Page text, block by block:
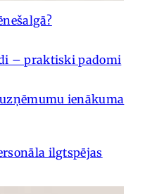
– praktiski padomi
ienākuma
ilgtspējas